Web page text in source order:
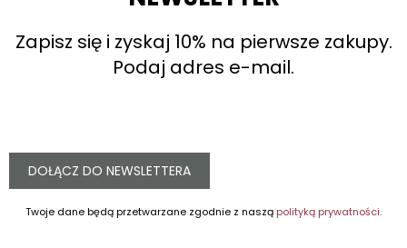
Zapisz się i zyskaj 10% na pierwsze zakupy.
Podaj adres e-mail.
DOŁĄCZ DO NEWSLETTERA
Twoje dane będą przetwarzane zgodnie z naszą polityką prywatności.